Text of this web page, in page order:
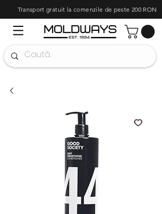
Transport gratuit la comenzile de peste 200 RON